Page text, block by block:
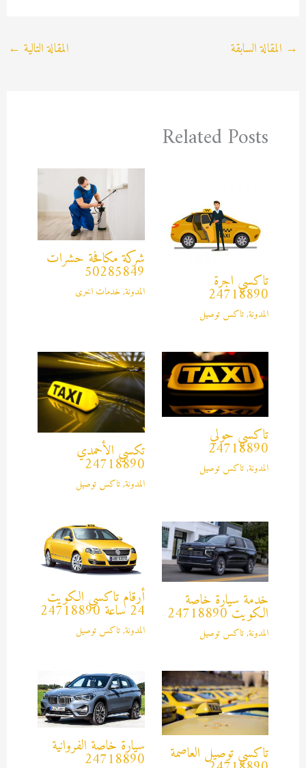
→ المقالة السابقة المقالة التالية ←
Related Posts
تاكسي اجرة
24718890
المدونة,تاكس توصيل
شركة مكافحة حشرات
50285849
المدونة,خدمات اخرى
تاكسي حولي
24718890
المدونة,تاكس توصيل
تكسي الأحمدي
24718890
المدونة,تاكس توصيل
خدمة سيارة خاصة
الكويت 24718890
المدونة,تاكس توصيل
أرقام تاكسي الكويت
24 ساعة 24718890
المدونة,تاكس توصيل
تاكسي توصيل العاصمة سيارة خاصة الفروانية
24718890